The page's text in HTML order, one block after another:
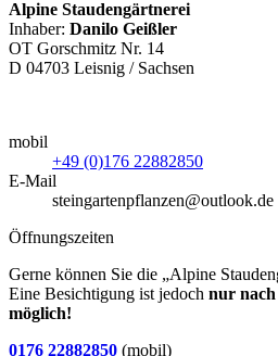
Alpine Staudengärtnerei
Inhaber: Danilo Geißler
OT Gorschmitz Nr. 14
D 04703 Leisnig / Sachsen
mobil
+49 (0)176 22882850
E-Mail
steingartenpflanzen@outlook.de
Öffnungszeiten
Gerne können Sie die „Alpine
Eine Besichtigung ist jedoch nur
möglich!
0176 22882850 (mobil)